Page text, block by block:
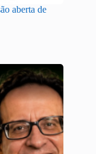
aberta de